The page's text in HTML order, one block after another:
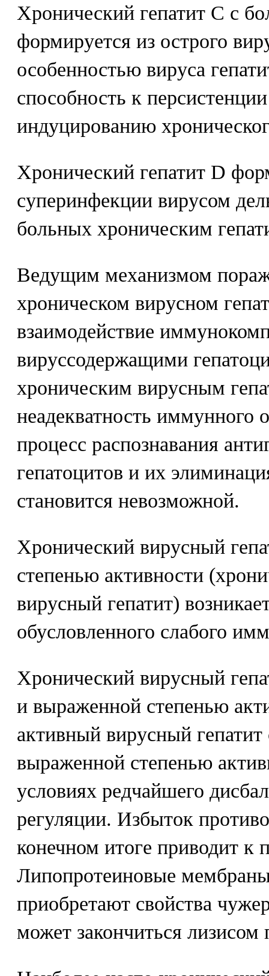
Хронический гепатит С с
формируется из острого
особенностью вируса
способность к
индуцированию
Хронический гепатит D
суперинфекции вирусом
больных хроническим
Ведущим механизмом
хроническом вирусном
взаимодействие
вируссодержащими
хроническим вирусным
неадекватность иммунного
процесс распознавания
гепатоцитов и их
становится невозможной.
Хронический вирусный
степенью активности
вирусный гепатит)
обусловленного слабого
Хронический вирусный
и выраженной степенью
активный вирусный
выраженной степенью
условиях редчайшего
регуляции. Избыток
конечном итоге приводит к
Липопротеиновые
приобретают свойства
может закончиться